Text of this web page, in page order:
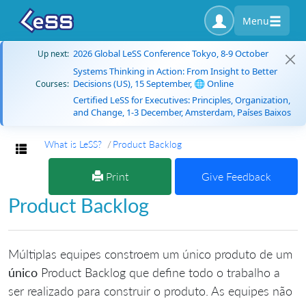
Menu
Up next: 2026 Global LeSS Conference Tokyo, 8-9 October
Courses:
Systems Thinking in Action: From Insight to Better
Decisions (US), 15 September, 🌐 Online
Certified LeSS for Executives: Principles, Organization,
and Change, 1-3 December, Amsterdam, Países Baixos
Toggle navigation
What is LeSS? Product Backlog
Print Give Feedback
Product Backlog
Múltiplas equipes constroem um único produto de um
único Product Backlog que define todo o trabalho a
ser realizado para construir o produto. As equipes não